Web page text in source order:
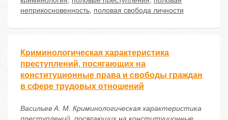
неприкосновенность, половая свобода личности
Криминологическая характеристика
преступлений, посягающих на
конституционные права и свободы граждан
в сфере трудовых отношений
Васильев А. М. Криминологическая характеристика